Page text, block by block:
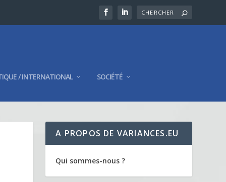
/ INTERNATIONAL SOCIÉTÉ
A PROPOS DE VARIANCES.EU
Qui sommes-nous ?